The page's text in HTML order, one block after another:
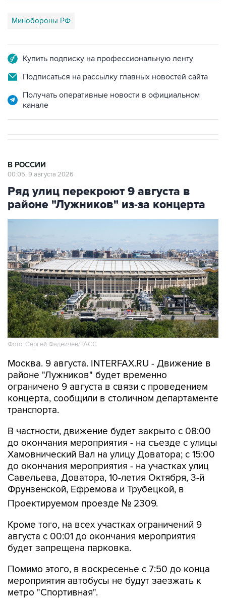
Минобороны РФ
Купить подписку на профессиональную ленту
Подписаться на рассылку главных новостей сайта
Получать оперативные новости в официальном
канале
В РОССИИ
00:05, 9 августа 2026
Ряд улиц перекроют 9 августа в
районе "Лужников" из-за концерта
Фото: Сергей Фадеичев/ТАСС
Москва. 9 августа. INTERFAX.RU - Движение в
районе "Лужников" будет временно
ограничено 9 августа в связи с проведением
концерта, сообщили в столичном департаменте
транспорта.
В частности, движение будет закрыто с 08:00
до окончания мероприятия - на съезде с улицы
Хамовнический Вал на улицу Доватора; с 15:00
до окончания мероприятия - на участках улиц
Савельева, Доватора, 10-летия Октября, 3-й
Фрунзенской, Ефремова и Трубецкой, в
Проектируемом проезде № 2309.
Кроме того, на всех участках ограничений 9
августа с 00:01 до окончания мероприятия
будет запрещена парковка.
Помимо этого, в воскресенье с 7:50 до конца
мероприятия автобусы не будут заезжать к
метро "Спортивная".